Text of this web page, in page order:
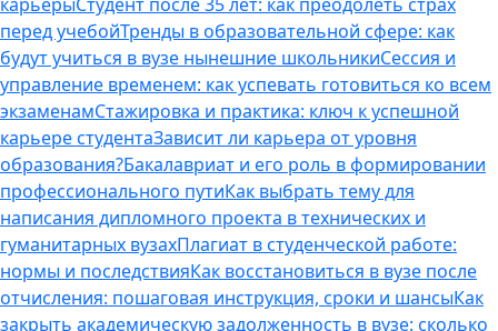
перед учебойТренды в образовательной сфере: как
будут учиться в вузе нынешние школьникиСессия и
управление временем: как успевать готовиться ко всем
экзаменамСтажировка и практика: ключ к успешной
карьере студентаЗависит ли карьера от уровня
образования?Бакалавриат и его роль в формировании
профессионального путиКак выбрать тему для
написания дипломного проекта в технических и
гуманитарных вузахПлагиат в студенческой работе:
нормы и последствияКак восстановиться в вузе после
отчисления: пошаговая инструкция, сроки и шансыКак
закрыть академическую задолженность в вузе: сколько